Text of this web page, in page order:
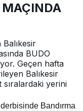
BUDO
Geçen hafta
Balıkesir
sıralardaki yerini
Bandırma